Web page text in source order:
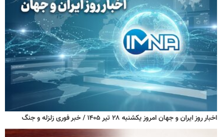
اخبار روز ایران و جهان امروز یکشنبه ۲۸ تیر ۱۴۰۵ / خبر فوری زلزله و جنگ